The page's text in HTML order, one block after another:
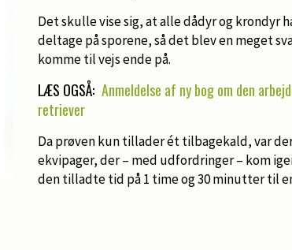
Det skulle vise sig, at alle dådyr og krondyr
deltage på sporene, så det blev en meget
komme til vejs ende på.
LÆS OGSÅ: Anmeldelse af ny bog om den
retriever
Da prøven kun tillader ét tilbagekald, var
ekvipager, der – med udfordringer – kom
den tilladte tid på 1 time og 30 minutter til